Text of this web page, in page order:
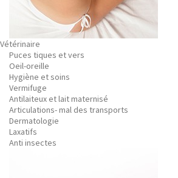
Vétérinaire
Puces tiques et vers
Oeil-oreille
Hygiène et soins
Vermifuge
Antilaiteux et lait maternisé
Articulations- mal des transports
Dermatologie
Laxatifs
Anti insectes